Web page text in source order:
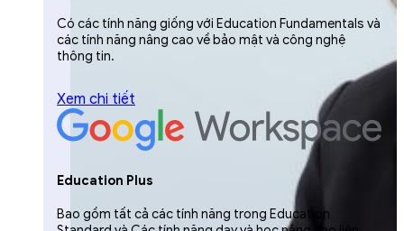
Có các tính năng giống với Education Fundamentals và
các tính năng nâng cao về bảo mật và công nghệ
thông tin.
Xem chi tiết
Education Plus
Bao gồm tất cả các tính năng trong Education